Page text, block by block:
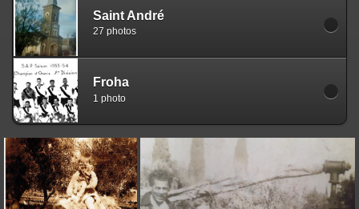
Saint André
27 photos
Froha
1 photo